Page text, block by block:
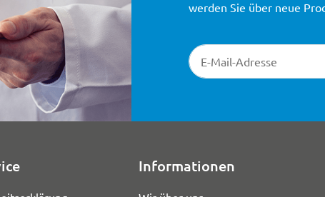
Newsletter-Registrierung
werden Sie über neue
Informationen